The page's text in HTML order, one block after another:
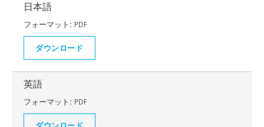
日本語
フォーマット: PDF
ダウンロード
英語
フォーマット: PDF
ダウンロード